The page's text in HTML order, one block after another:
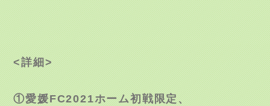
<詳細>
①愛媛FC2021ホーム初戦限定、